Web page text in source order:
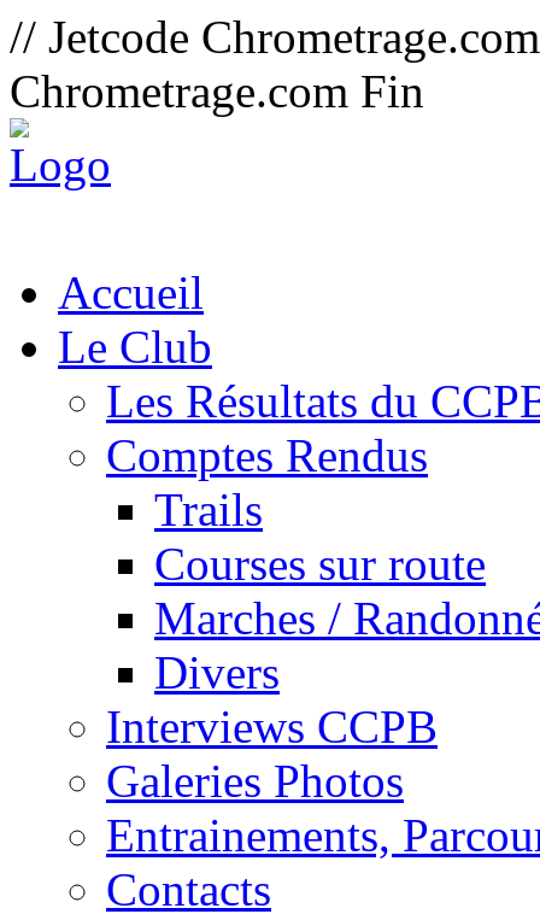
// Jetcode
Chrometrage.com Fin
Accueil
Le Club
Les Résultats du
Comptes Rendus
Trails
Courses sur route
Marches /
Divers
Interviews CCPB
Galeries Photos
Entrainements,
Contacts